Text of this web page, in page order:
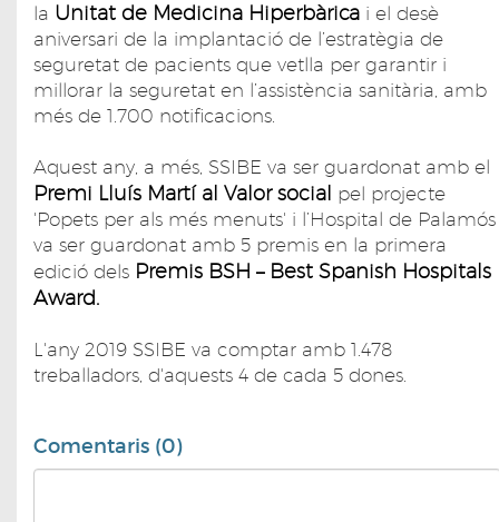
la Unitat de Medicina Hiperbàrica i el desè
aniversari de la implantació de l’estratègia de
seguretat de pacients que vetlla per garantir i
millorar la seguretat en l’assistència sanitària, amb
més de 1.700 notificacions.
Aquest any, a més, SSIBE va ser guardonat amb el
Premi Lluís Martí al Valor social pel projecte
'Popets per als més menuts' i l’Hospital de Palamós
va ser guardonat amb 5 premis en la primera
edició dels Premis BSH – Best Spanish Hospitals
Award.
L'any 2019 SSIBE va comptar amb 1.478
treballadors, d'aquests 4 de cada 5 dones.
Comentaris (0)